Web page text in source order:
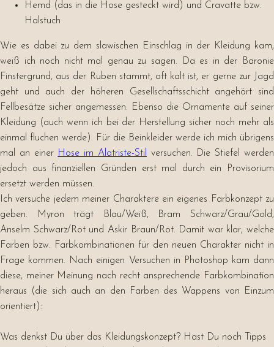
Hemd (das in die Hose gesteckt wird) und Cravatte bzw.
Halstuch
Wie es dabei zu dem slawischen Einschlag in der Kleidung kam,
weiß ich noch nicht mal genau zu sagen. Da es in der Baronie
Finstergrund, aus der Ruben stammt, oft kalt ist, er gerne zur Jagd
geht und auch der höheren Gesellschaftsschicht angehört sind
Fellbesätze sicher angemessen. Ebenso die Ornamente auf seiner
Kleidung (auch wenn ich bei der Herstellung sicher noch mehr als
einmal fluchen werde). Für die Beinkleider werde ich mich übrigens
mal an einer Hose im Alatriste-Stil
versuchen. Die Stiefel werden
jedoch aus finanziellen Gründen erst mal durch ein Provisorium
ersetzt werden müssen.
Ich versuche jedem meiner Charaktere ein eigenes Farbkonzept zu
geben. Myron trägt Blau/Weiß, Bram Schwarz/Grau/Gold,
Anselm Schwarz/Rot und Askir Braun/Rot. Damit war klar, welche
Farben bzw. Farbkombinationen für den neuen Charakter nicht in
Frage kommen. Nach einigen Versuchen in Photoshop kam dann
diese, meiner Meinung nach recht ansprechende Farbkombination
heraus (die sich auch an den Farben des Wappens von Einzum
orientiert):
Was denkst Du über das Kleidungskonzept? Hast Du noch Tipps